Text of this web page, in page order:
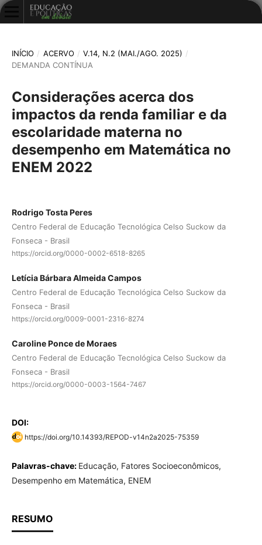
INÍCIO / ACERVO / V.14, N.2 (MAI./AGO. 2025) /
DEMANDA CONTÍNUA
Considerações acerca dos
impactos da renda familiar e da
escolaridade materna no
desempenho em Matemática no
ENEM 2022
Rodrigo Tosta Peres
Centro Federal de Educação Tecnológica Celso Suckow da
Fonseca - Brasil
https://orcid.org/0000-0002-6518-8265
Letícia Bárbara Almeida Campos
Centro Federal de Educação Tecnológica Celso Suckow da
Fonseca - Brasil
https://orcid.org/0009-0001-2316-8274
Caroline Ponce de Moraes
Centro Federal de Educação Tecnológica Celso Suckow da
Fonseca - Brasil
https://orcid.org/0000-0003-1564-7467
DOI:
https://doi.org/10.14393/REPOD-v14n2a2025-75359
Palavras-chave: Educação, Fatores Socioeconômicos,
Desempenho em Matemática, ENEM
RESUMO